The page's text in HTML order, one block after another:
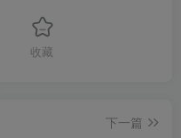
收藏
下一篇